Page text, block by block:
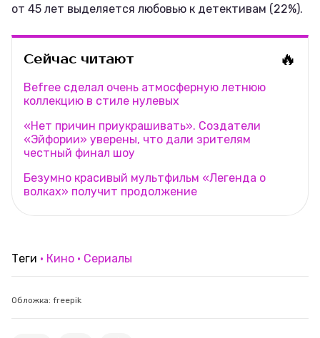
от 45 лет выделяется любовью к детективам (22%).
Сейчас читают 🔥
Befree сделал очень атмосферную летнюю
коллекцию в стиле нулевых
«Нет причин приукрашивать». Создатели
«Эйфории» уверены, что дали зрителям
честный финал шоу
Безумно красивый мультфильм «Легенда о
волках» получит продолжение
Теги Кино Сериалы
Обложка: freepik